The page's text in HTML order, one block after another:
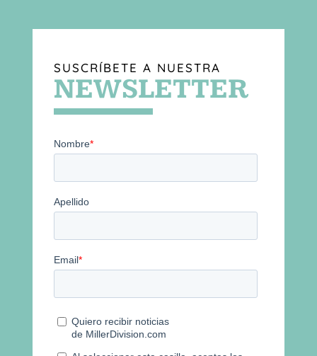
SUSCRÍBETE A NUESTRA
NEWSLETTER